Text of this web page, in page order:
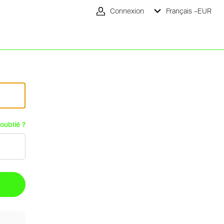
Connexion Français -EUR
?